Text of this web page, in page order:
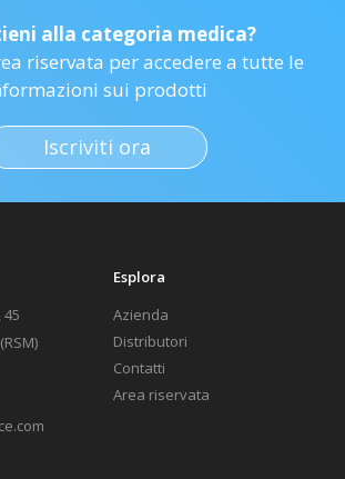
alla categoria medica?
riservata per accedere a tutte le
sui prodotti
Iscriviti ora
Esplora
Azienda
Distributori
Contatti
Area riservata